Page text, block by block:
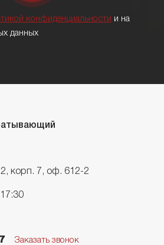
конфиденциальности и на
данных
корп. 7, оф. 612-2
Заказать звонок